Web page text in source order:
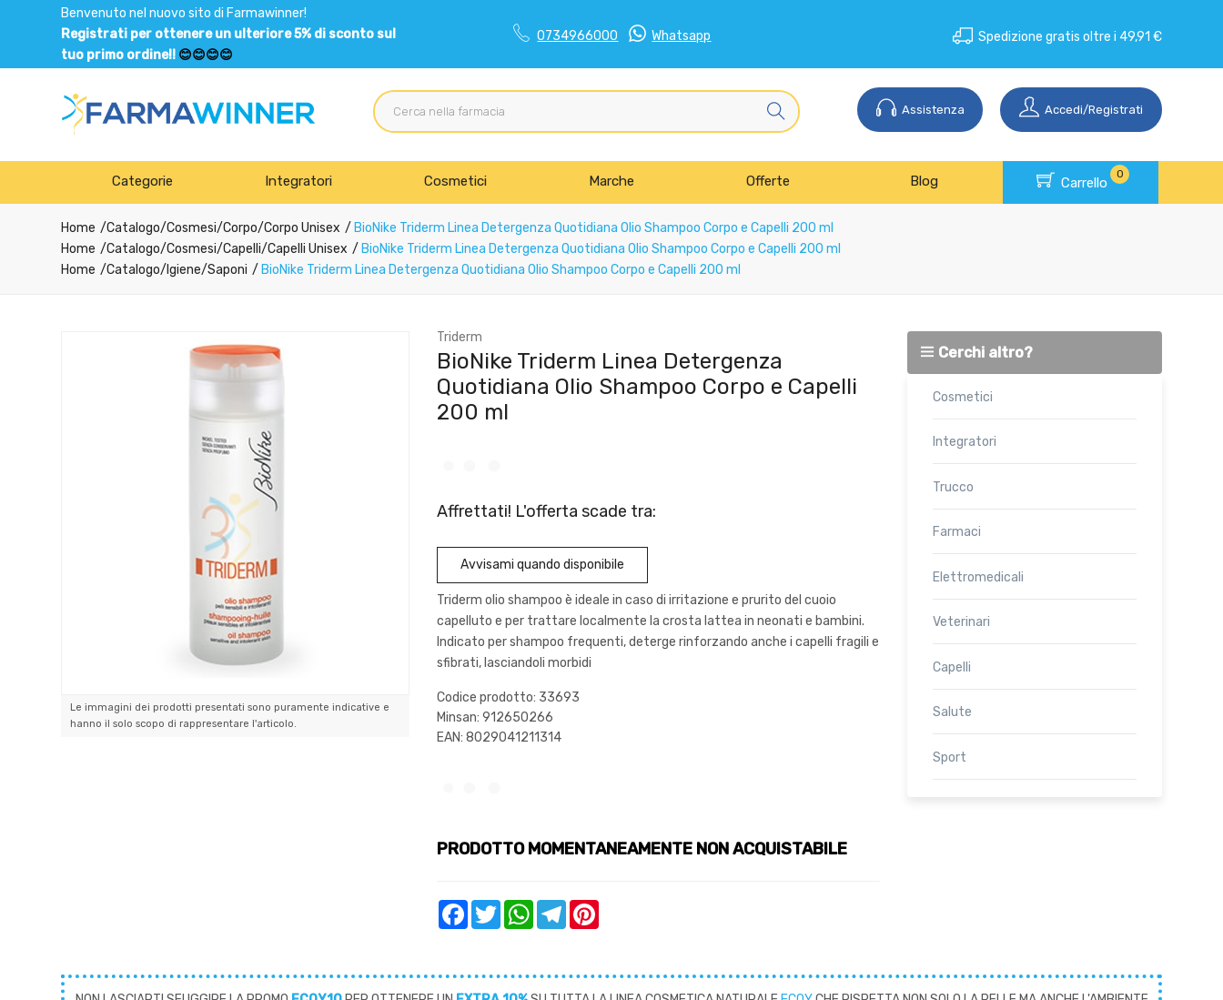
Benvenuto nel nuovo sito di Farmawinner!
Registrati per ottenere un ulteriore 5% di sconto sul
tuo primo ordine!! 😊😊😊😊
0734966000 Whatsapp Spedizione gratis oltre i 49,91 €
Assistenza Accedi/Registrati
Categorie Integratori Cosmetici Marche Offerte Blog Carrello
0
Home Catalogo/Cosmesi/Corpo/Corpo Unisex
BioNike Triderm Linea Detergenza Quotidiana Olio Shampoo Corpo e Capelli 200 ml
Home
Catalogo/Cosmesi/Capelli/Capelli Unisex
BioNike Triderm Linea Detergenza Quotidiana Olio Shampoo Corpo e Capelli 200 ml
Home
Catalogo/ Igiene/Saponi BioNike Triderm Linea Detergenza Quotidiana Olio Shampoo Corpo e Capelli 200 ml
Le immagini dei prodotti presentati sono puramente indicative e
hanno il solo scopo di rappresentare l'articolo.
Triderm
BioNike Triderm Linea Detergenza
Quotidiana Olio Shampoo Corpo e Capelli
200 ml
Affrettati! L'offerta scade tra:
Avvisami quando disponibile
Triderm olio shampoo è ideale in caso di irritazione e prurito del cuoio
capelluto e per trattare localmente la crosta lattea in neonati e bambini.
Indicato per shampoo frequenti, deterge rinforzando anche i capelli fragili e
sfibrati, lasciandoli morbidi
Codice prodotto: 33693
Minsan:912650266
EAN: 8029041211314
PRODOTTO MOMENTANEAMENTE NON ACQUISTABILE
FacebookTwitter WhatsAppTelegram
Cerchi altro?
Cosmetici
Integratori
Trucco
Farmaci
Elettromedicali
Veterinari
Capelli
Salute
Sport